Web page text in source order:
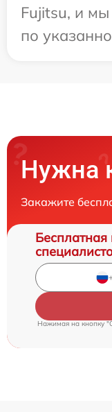
Fujitsu, и мы
по
Нужна
Закажите
Бесплатная
Нажимая на кнопку